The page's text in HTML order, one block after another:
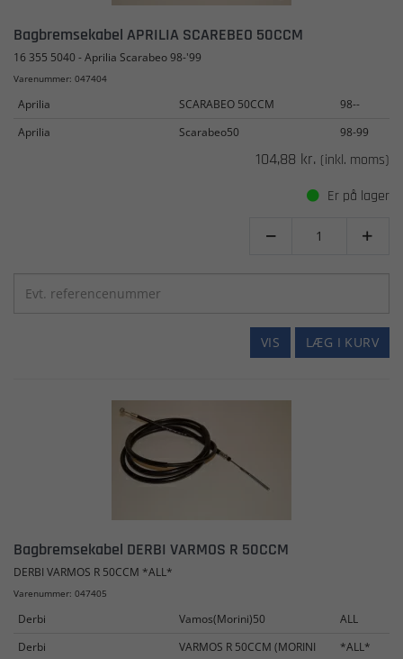
Bagbremsekabel APRILIA SCAREBEO 50CCM
16 355 5040 - Aprilia Scarabeo 98-'99
Varenummer: 047404
Aprilia SCARABEO 50CCM
98--
Aprilia
Scarabeo50 98-99
104,88 kr. (inkl. moms)
Er på lager
 
LÆG I KURV
VIS
Bagbremsekabel DERBI VARMOS R 50CCM
DERBI VARMOS R 50CCM *ALL*
Varenummer: 047405
Derbi Vamos(Morini)50
ALL
Derbi
VARMOS R 50CCM (MORINI
*ALL*